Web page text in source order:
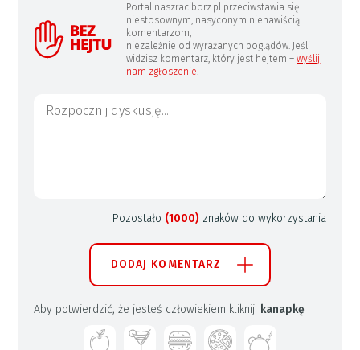
Portal naszraciborz.pl przeciwstawia się
niestosownym, nasyconym nienawiścią
komentarzom,
niezależnie od wyrażanych poglądów. Jeśli
widzisz komentarz, który jest hejtem –wyślij
nam zgłoszenie
Pozostało (1000) znaków do wykorzystania
DODAJ KOMENTARZ
Aby potwierdzić, że jesteś człowiekiem kliknij: kanapkę